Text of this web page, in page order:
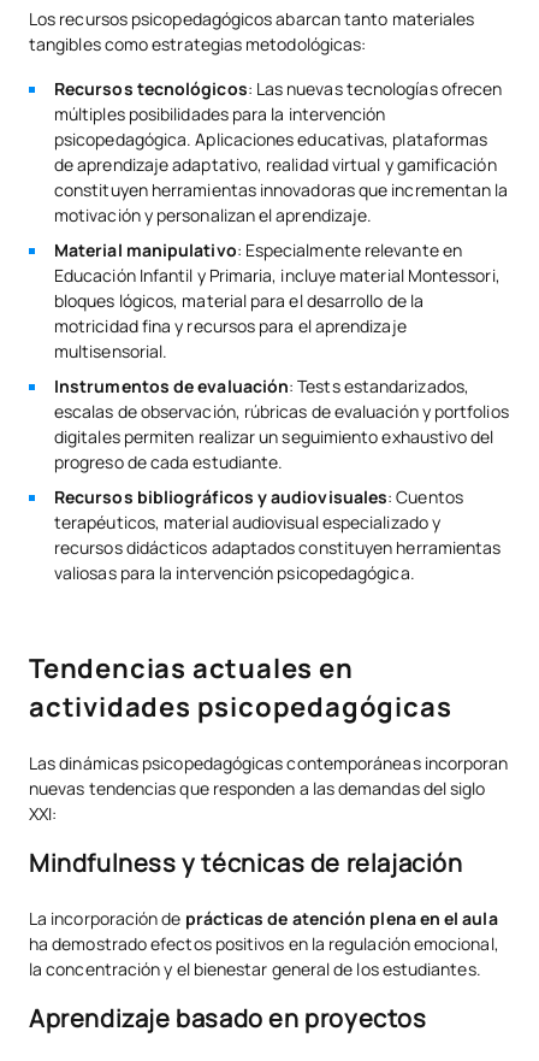
Los recursos psicopedagógicos abarcan tanto materiales
tangibles como estrategias metodológicas:
Recursos tecnológicos: Las nuevas tecnologías ofrecen
múltiples posibilidades para la intervención
psicopedagógica. Aplicaciones educativas, plataformas
de aprendizaje adaptativo, realidad virtual y gamificación
constituyen herramientas innovadoras que incrementan la
motivación y personalizan el aprendizaje.
Material manipulativo: Especialmente relevante en
Educación Infantil y Primaria, incluye material Montessori,
bloques lógicos, material para el desarrollo de la
motricidad fina y recursos para el aprendizaje
multisensorial.
Instrumentos de evaluación: Tests estandarizados,
escalas de observación, rúbricas de evaluación y portfolios
digitales permiten realizar un seguimiento exhaustivo del
progreso de cada estudiante.
Recursos bibliográficos y audiovisuales: Cuentos
terapéuticos, material audiovisual especializado y
recursos didácticos adaptados constituyen herramientas
valiosas para la intervención psicopedagógica.
Tendencias actuales en
actividades psicopedagógicas
Las dinámicas psicopedagógicas contemporáneas incorporan
nuevas tendencias que responden a las demandas del siglo
XXI:
Mindfulness y técnicas de relajación
La incorporación de prácticas de atención plena en el aula
ha demostrado efectos positivos en la regulación emocional,
la concentración y el bienestar general de los estudiantes.
Aprendizaje basado en proyectos